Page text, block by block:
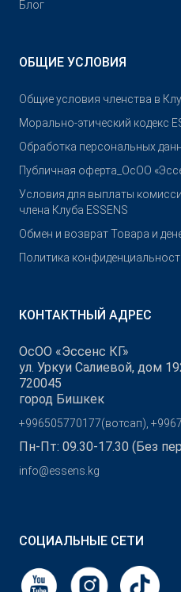
Блог
ОБЩИЕ УСЛОВИЯ
Общие условия членства в
Морально-этический кодекс
Обработка персональных
Публичная оферта_ОсОО
Условия для выплаты
члена Клуба ESSENS
Обмен и возврат Товара и
Политика
КОНТАКТНЫЙ АДРЕС
ОсОО «Эссенс КГ»
ул. Уркуи Салиевой, дом
720045
город Бишкек
+996505770177(вотсап),
Пн-Пт: 09.30-17.30 (Без
info@essens.kg
СОЦИАЛЬНЫЕ СЕТИ